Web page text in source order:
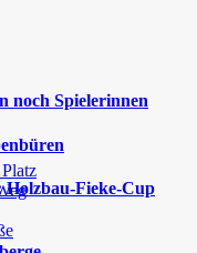
noch Spielerinnen
Fieke-Cup